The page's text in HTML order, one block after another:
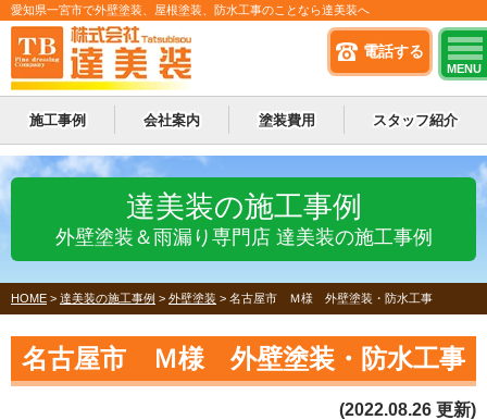
電話する
MENU
愛知県一宮市で外壁塗装、屋根塗装、防水工事のことなら達美装へ
施工事例 会社案内 塗装費用 スタッフ紹介
達美装の施工事例
外壁塗装＆雨漏り専門店 達美装の施工事例
HOME > 達美装の施工事例 > 外壁塗装 > 名古屋市 Ｍ様 外壁塗装・防水工事
名古屋市 Ｍ様 外壁塗装・防水工事
(2022.08.26 更新)